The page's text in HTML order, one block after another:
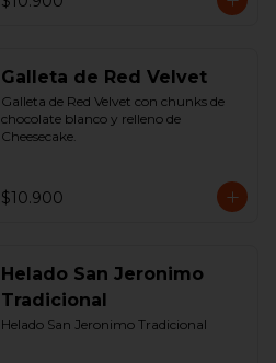
Galleta de Red Velvet
Galleta de Red Velvet con chunks de
chocolate blanco y relleno de
Cheesecake.
$10.900
Helado San Jeronimo
Tradicional
Helado San Jeronimo Tradicional